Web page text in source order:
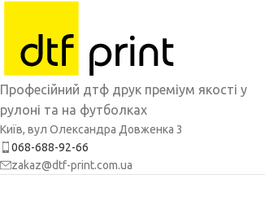
Професійний дтф друк преміум якості у
рулоні та на футболках
Київ, вул Олександра Довженка 3
068-688-92-66
zakaz@dtf-print.com.ua